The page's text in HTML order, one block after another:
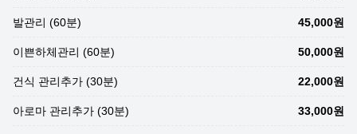
발관리 (60분) 45,000원
이쁜하체관리 (60분) 50,000원
건식 관리추가 (30분) 22,000원
아로마 관리추가 (30분) 33,000원